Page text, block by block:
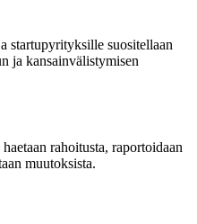
startupyrityksille suositellaan
ja kansainvälistymisen
rahoitusta, raportoidaan
muutoksista.